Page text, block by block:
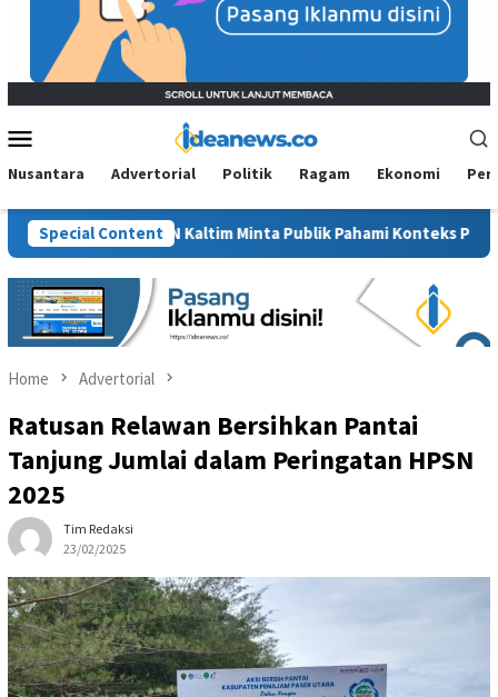
Menu
Nusantara Advertorial Politik Ragam Ekonomi
Special Content
BM PAN Kaltim Minta Publik Pahami Konteks Pidato Secara
Home Advertorial
Ratusan Relawan Bersihkan Pantai
Tanjung Jumlai dalam Peringatan HPSN
2025
Tim Redaksi
23/02/2025